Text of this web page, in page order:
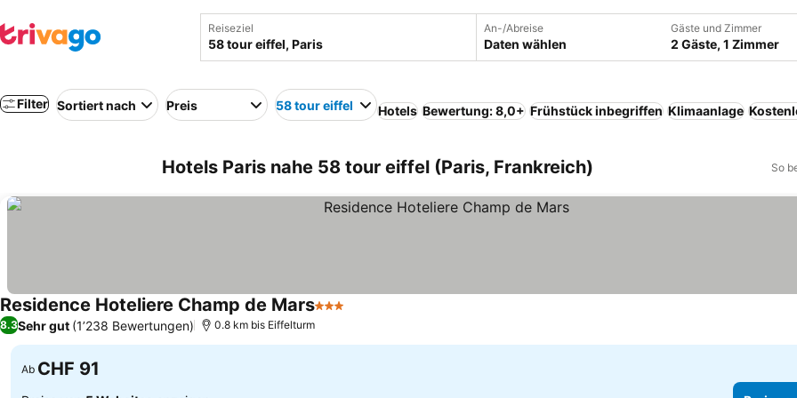
Reiseziel An-/Abreise
Daten wählen
Gäste und Zimmer
2 Gäste, 1 Zimmer
Filter Sortiert nach Preis 58 tour eiffel Hotels Bewertung: 8,0+ Frühstück inbegriffen Klimaanlage
Hotels Paris nahe 58 tour eiffel (Paris, Frankreich) So
Residence Hoteliere Champ de Mars3 Sterne
8.3Sehr gut (1’238 Bewertungen) 0.8 km bis Eiffelturm
Ab CHF 91